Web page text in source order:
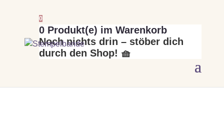
0
0 Produkt(e) im Warenkorb
Noch nichts drin – stöber dich
durch den Shop! 🧺